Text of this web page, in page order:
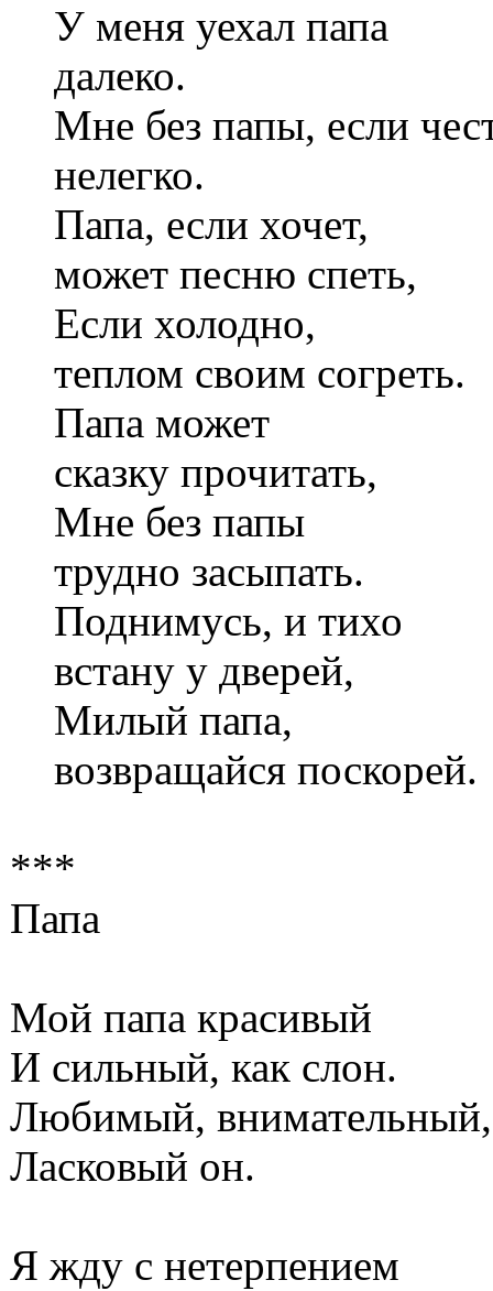
У меня уехал папа
далеко.
Мне без папы, если
нелегко.
Папа, если хочет,
может песню спеть,
Если холодно,
теплом своим согреть.
Папа может
сказку прочитать,
Мне без папы
трудно засыпать.
Поднимусь, и тихо
встану у дверей,
Милый папа,
возвращайся поскорей.
***
Папа
Мой папа красивый
И сильный, как слон.
Любимый, внимательный,
Ласковый он.
Я жду с нетерпением